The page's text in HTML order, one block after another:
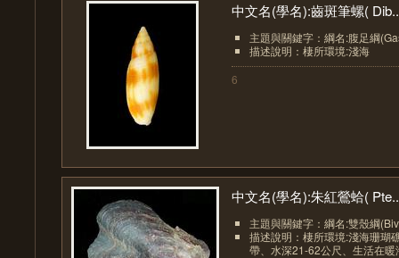
中文名(學名):齒斑筆螺(
主題與關鍵字：綱名:腹足綱
描述說明：棲所環境:淺海
6
中文名(學名):朱紅鶯蛤(
主題與關鍵字：綱名:雙殼綱
描述說明：棲所環境:淺海珊瑚
帶、水深21-62公尺、生活在暖